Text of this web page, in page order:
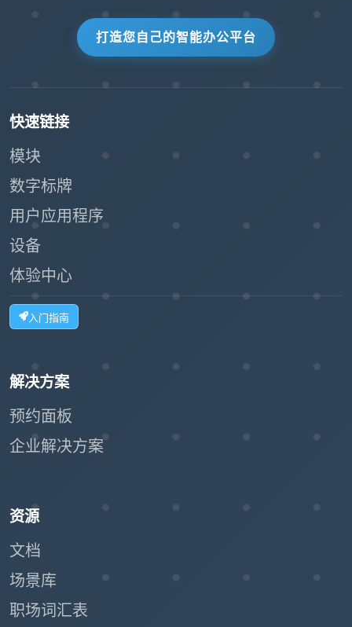
打造您自己的智能办公平台
快速链接
模块
数字标牌
用户应用程序
设备
体验中心
入门指南
解决方案
预约面板
企业解决方案
资源
文档
场景库
职场词汇表